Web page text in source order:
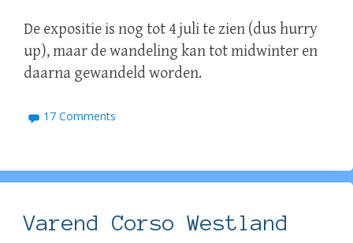
De expositie is nog tot 4 juli te zien (dus hurry
up), maar de wandeling kan tot midwinter en
daarna gewandeld worden.
17 Comments
Varend Corso Westland